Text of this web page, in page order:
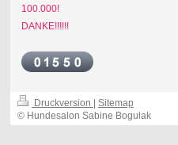
100.000!
DANKE!!!!!!
Druckversion
Sitemap
© Hundesalon Sabine Bogulak